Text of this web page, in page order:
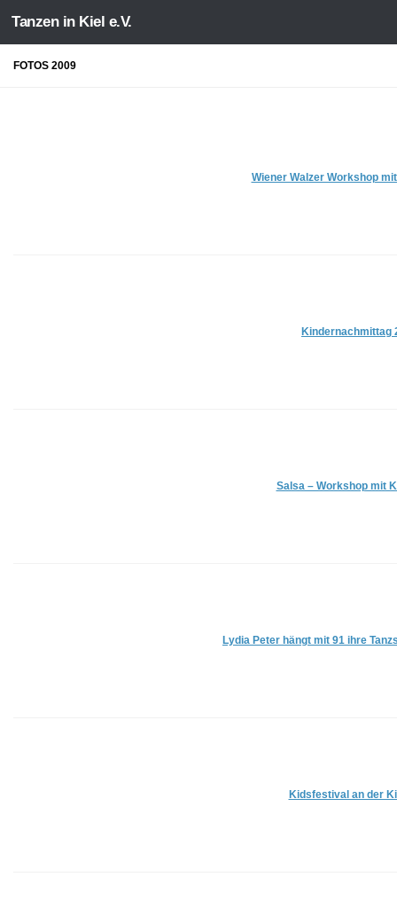
Zum Inhalt springen
Tanzen in Kiel e.V.
FOTOS 2009
Wiener Walzer Workshop
Kindernachmittag
Salsa – Workshop mit
Lydia Peter hängt mit 91 ihre
Kidsfestival an der